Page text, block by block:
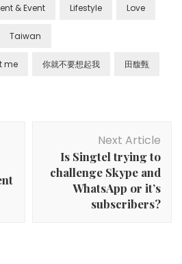
& Event Lifestyle Love
Taiwan
me 你就不要想起我 田馥甄
Next Article
Is Singtel trying to
challenge Skype and
WhatsApp or it’s
subscribers?